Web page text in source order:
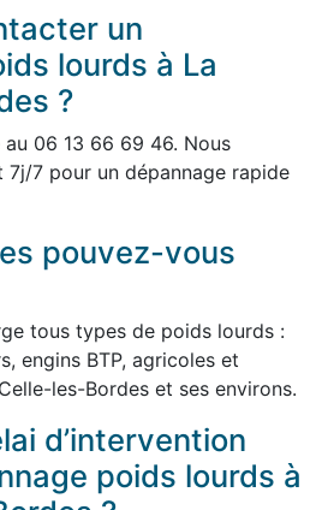
un
lourds à La
?
06 13 66 69 46. Nous
7 pour un dépannage rapide
pouvez-vous
tous types de poids lourds :
engins BTP, agricoles et
les-Bordes et ses environs.
d’intervention
poids lourds à